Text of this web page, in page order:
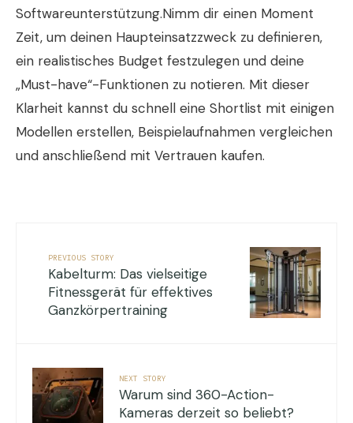
Softwareunterstützung.Nimm dir einen Moment
Zeit, um deinen Haupteinsatzzweck zu definieren,
ein realistisches Budget festzulegen und deine
„Must-have“-Funktionen zu notieren. Mit dieser
Klarheit kannst du schnell eine Shortlist mit einigen
Modellen erstellen, Beispielaufnahmen vergleichen
und anschließend mit Vertrauen kaufen.
PREVIOUS STORY
Kabelturm: Das vielseitige
Fitnessgerät für effektives
Ganzkörpertraining
NEXT STORY
Warum sind 360-Action-
Kameras derzeit so beliebt?